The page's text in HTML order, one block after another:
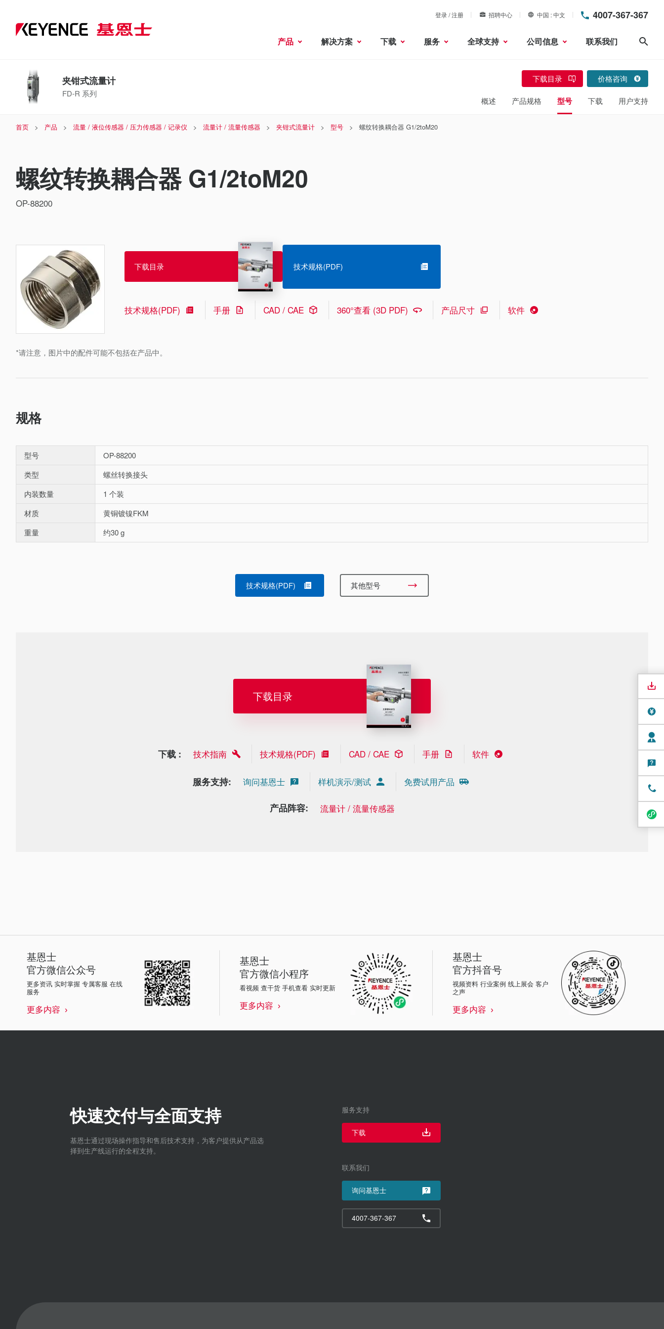
登录 / 注册 招聘中心 中国 中文 4007-367-367
产品 解决方案 下载 服务 全球支持 公司信息 联系我们
夹钳式流量计
FD-R 系列
下载目录 价格咨询
概述 产品规格 型号 下载 用户支持
首页 产品 流量 / 液位传感器 / 压力传感器 / 记录仪 流量计 / 流量传感器 夹钳式流量计 型号 螺纹转换耦合器 G1/2toM20
螺纹转换耦合器 G1/2toM20
OP-88200
*请注意，图片中的配件可能不包括在产品中。
下载目录 技术规格(PDF)
技术规格(PDF) 手册 CAD / CAE 360°查看 (3D PDF) 产品尺寸 软件
规格
型号
OP-88200
类型
螺丝转换接头
内装数量
1 个装
材质
黄铜镀镍FKM
重量
约30 g
技术规格(PDF) 其他型号
下载目录
下载 : 技术指南 技术规格(PDF) CAD / CAE 手册 软件
服务支持: 询问基恩士 样机演示/测试 免费试用产品
产品阵容: 流量计 / 流量传感器
基恩士
官方微信公众号
更多资讯 实时掌握 专属客服 在线
服务
更多内容
基恩士
官方微信小程序
看视频 查干货 手机查看 实时更新
更多内容
基恩士
官方抖音号
视频资料 行业案例 线上展会 客户
之声
更多内容
快速交付与全面支持
基恩士通过现场操作指导和售后技术支持，为客户提供从产品选
择到生产线运行的全程支持。
服务支持
下载
联系我们
询问基恩士
4007-367-367